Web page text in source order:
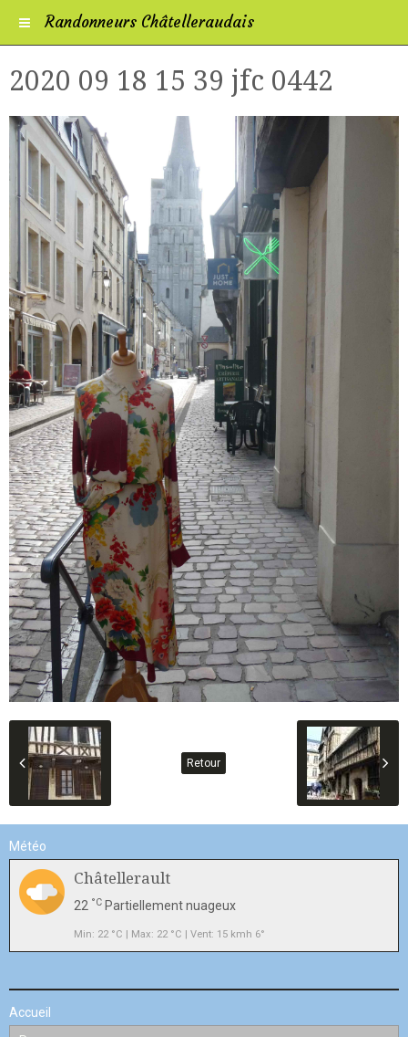
Randonneurs Châtelleraudais
2020 09 18 15 39 jfc 0442
Retour
Météo
Châtellerault
22 °C Partiellement nuageux
Min: 22 °C | Max: 22 °C | Vent: 15 kmh 6°
Accueil